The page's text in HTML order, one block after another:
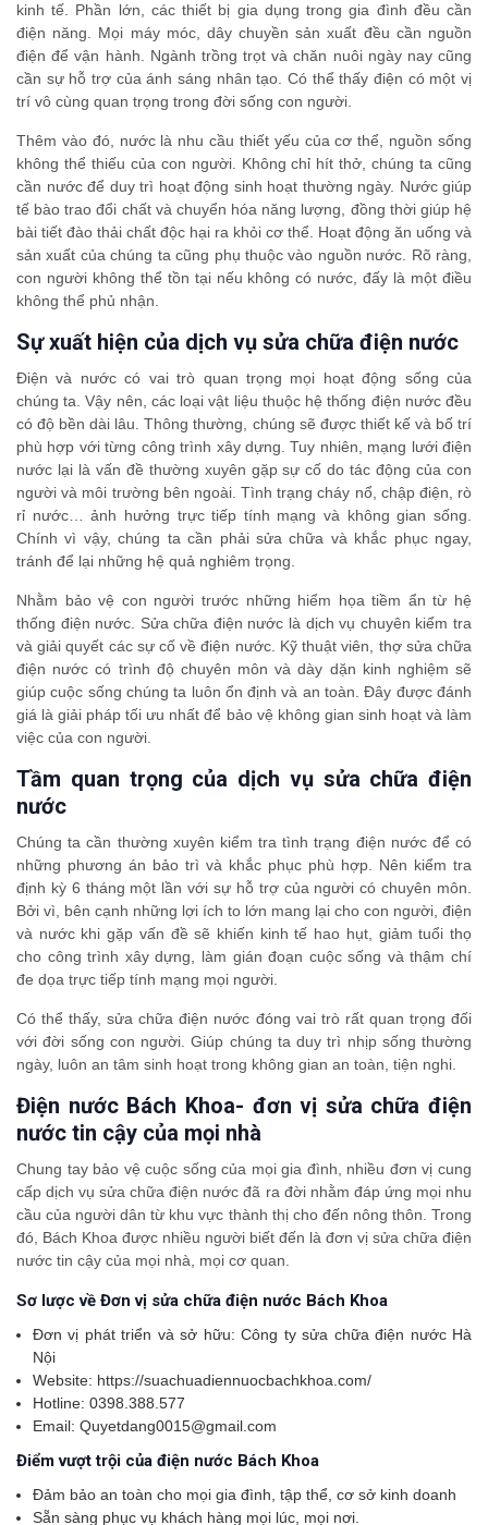
kinh tế. Phần lớn, các thiết bị gia dụng trong gia đình đều cần
điện năng. Mọi máy móc, dây chuyền sản xuất đều cần nguồn
điện để vận hành. Ngành trồng trọt và chăn nuôi ngày nay cũng
cần sự hỗ trợ của ánh sáng nhân tạo. Có thể thấy điện có một vị
trí vô cùng quan trọng trong đời sống con người.
Thêm vào đó, nước là nhu cầu thiết yếu của cơ thể, nguồn sống
không thể thiếu của con người. Không chỉ hít thở, chúng ta cũng
cần nước để duy trì hoạt động sinh hoạt thường ngày. Nước giúp
tế bào trao đổi chất và chuyển hóa năng lượng, đồng thời giúp hệ
bài tiết đào thải chất độc hại ra khỏi cơ thể. Hoạt động ăn uống và
sản xuất của chúng ta cũng phụ thuộc vào nguồn nước. Rõ ràng,
con người không thể tồn tại nếu không có nước, đấy là một điều
không thể phủ nhận.
Sự xuất hiện của dịch vụ sửa chữa điện nước
Điện và nước có vai trò quan trọng mọi hoạt động sống của
chúng ta. Vậy nên, các loại vật liệu thuộc hệ thống điện nước đều
có độ bền dài lâu. Thông thường, chúng sẽ được thiết kế và bố trí
phù hợp với từng công trình xây dựng. Tuy nhiên, mạng lưới điện
nước lại là vấn đề thường xuyên gặp sự cố do tác động của con
người và môi trường bên ngoài. Tình trạng cháy nổ, chập điện, rò
rỉ nước… ảnh hưởng trực tiếp tính mạng và không gian sống.
Chính vì vậy, chúng ta cần phải sửa chữa và khắc phục ngay,
tránh để lại những hệ quả nghiêm trọng.
Nhằm bảo vệ con người trước những hiểm họa tiềm ẩn từ hệ
thống điện nước. Sửa chữa điện nước là dịch vụ chuyên kiểm tra
và giải quyết các sự cố về điện nước. Kỹ thuật viên, thợ sửa chữa
điện nước có trình độ chuyên môn và dày dặn kinh nghiệm sẽ
giúp cuộc sống chúng ta luôn ổn định và an toàn. Đây được đánh
giá là giải pháp tối ưu nhất để bảo vệ không gian sinh hoạt và làm
việc của con người.
Tầm quan trọng của dịch vụ sửa chữa điện
nước
Chúng ta cần thường xuyên kiểm tra tình trạng điện nước để có
những phương án bảo trì và khắc phục phù hợp. Nên kiểm tra
định kỳ 6 tháng một lần với sự hỗ trợ của người có chuyên môn.
Bởi vì, bên cạnh những lợi ích to lớn mang lại cho con người, điện
và nước khi gặp vấn đề sẽ khiến kinh tế hao hụt, giảm tuổi thọ
cho công trình xây dựng, làm gián đoạn cuộc sống và thậm chí
đe dọa trực tiếp tính mạng mọi người.
Có thể thấy, sửa chữa điện nước đóng vai trò rất quan trọng đối
với đời sống con người. Giúp chúng ta duy trì nhịp sống thường
ngày, luôn an tâm sinh hoạt trong không gian an toàn, tiện nghi.
Điện nước Bách Khoa- đơn vị sửa chữa điện
nước tin cậy của mọi nhà
Chung tay bảo vệ cuộc sống của mọi gia đình, nhiều đơn vị cung
cấp dịch vụ sửa chữa điện nước đã ra đời nhằm đáp ứng mọi nhu
cầu của người dân từ khu vực thành thị cho đến nông thôn. Trong
đó, Bách Khoa được nhiều người biết đến là đơn vị sửa chữa điện
nước tin cậy của mọi nhà, mọi cơ quan.
Sơ lược về Đơn vị sửa chữa điện nước Bách Khoa
Đơn vị phát triển và sở hữu: Công ty sửa chữa điện nước Hà
Nội
Website: https://suachuadiennuocbachkhoa.com/
Hotline: 0398.388.577
Email: Quyetdang0015@gmail.com
Điểm vượt trội của điện nước Bách Khoa
Đảm bảo an toàn cho mọi gia đình, tập thể, cơ sở kinh doanh
Sẵn sàng phục vụ khách hàng mọi lúc, mọi nơi.